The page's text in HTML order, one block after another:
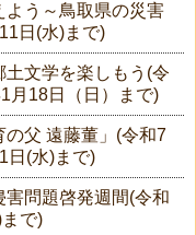
よう～鳥取県の災害
日(水)まで)
土文学を楽しもう(令
月18日（日）まで)
の父 遠藤董」(令和7
日(水)まで)
害問題啓発週間(令和
で)